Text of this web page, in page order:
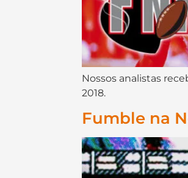
Nossos analistas
2018.
Fumble na